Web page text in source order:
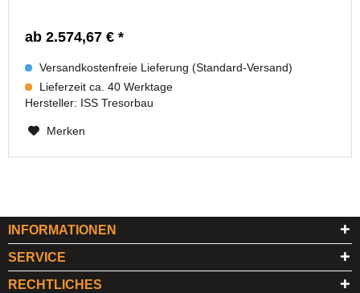
ab 2.574,67 € *
Versandkostenfreie Lieferung (Standard-Versand)
Lieferzeit ca. 40 Werktage
Hersteller: ISS Tresorbau
Merken
INFORMATIONEN
SERVICE
RECHTLICHES